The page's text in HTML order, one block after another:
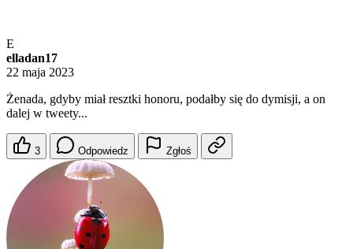
E
elladan17
22 maja 2023
Żenada, gdyby miał resztki honoru, podałby się do dymisji, a on
dalej w tweety...
3 Odpowiedz Zgłoś